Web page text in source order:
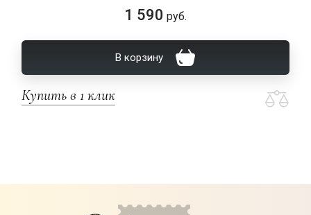
1 590 руб.
В корзину
Купить в 1 клик